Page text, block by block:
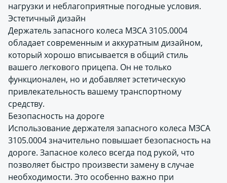
нагрузки и неблагоприятные погодные условия.
Эстетичный дизайн
Держатель запасного колеса МЗСА 3105.0004
обладает современным и аккуратным дизайном,
который хорошо вписывается в общий стиль
вашего легкового прицепа. Он не только
функционален, но и добавляет эстетическую
привлекательность вашему транспортному
средству.
Безопасность на дороге
Использование держателя запасного колеса МЗСА
3105.0004 значительно повышает безопасность на
дороге. Запасное колесо всегда под рукой, что
позволяет быстро произвести замену в случае
необходимости. Это особенно важно при